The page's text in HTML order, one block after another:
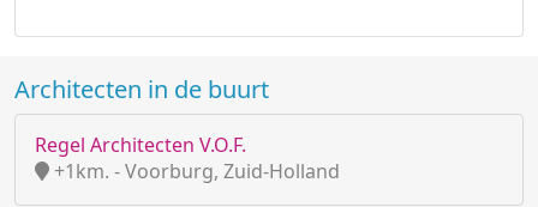
Architecten in de buurt
Regel Architecten V.O.F.
+1km. - Voorburg, Zuid-Holland